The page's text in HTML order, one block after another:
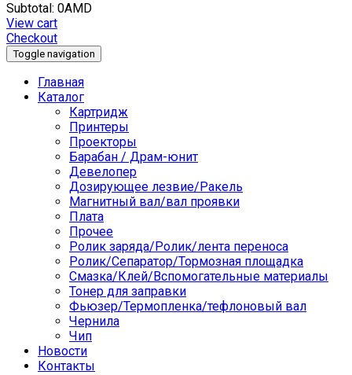
Subtotal: 0AMD
View cart
Checkout
Toggle navigation
Главная
Каталог
Картридж
Принтеры
Проекторы
Барабан / Драм-юнит
Девелопер
Дозирующее лезвие/Ракель
Магнитный вал/вал проявки
Плата
Прочее
Ролик заряда/Ролик/лента переноса
Ролик/Сепаратор/Тормозная площадка
Смазка/Клей/Вспомогательные материалы
Тонер для заправки
Фьюзер/Термопленка/тефлоновый вал
Чернила
Чип
Новости
Контакты